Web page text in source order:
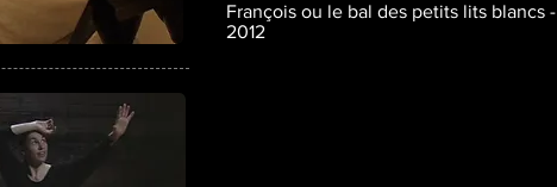
François ou le bal des petits lits blancs -
2012